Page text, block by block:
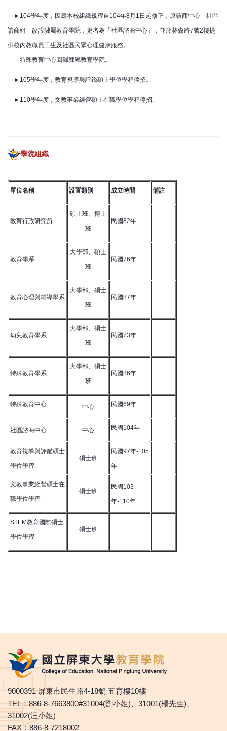
►104學年度，因應本校組織規程自104年8月1日起修正，原諮商中心「社區
諮商組」改設隸屬教育學院，更名為「社區諮商中心」，並於林森路7號2樓提
供校內教職員工生及社區民眾心理健康服務。
特殊教育中心回歸隸屬教育學院。
►105學年度，教育視導與評鑑碩士學位學程停招。
►110學年度， 文教事業經營碩士在職學位學程停招。
學院組織
單位名稱 設置類別 成立時間 備註
教育行政研究所
碩士班、博士
班
民國82年
教育學系
大學部、碩士
班
民國76年
教育心理與輔導學系
大學部、碩士
班
民國87年
幼兒教育學系
大學部、碩士
班
民國73年
特殊教育學系
大學部、碩士
班
民國86年
特殊教育中心 中心 民國69年
社區諮商中心 中心 民國104年
教育視導與評鑑碩士
學位學程
碩士班
民國97年-105
年
文教事業經營碩士在
職學位學程
碩士班
民國103
年-110年
STEM教育國際碩士
學位學程
碩士班
9000391 屏東市民生路4-18號 五育樓10樓
TEL：886-8-7663800#31004(劉小姐)、31001(楊先生)、
31002(汪小姐)
FAX：886-8-7218002